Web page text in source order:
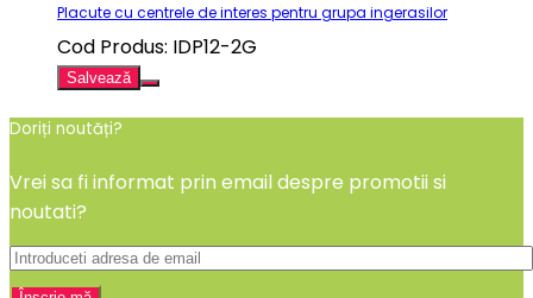
Placute cu centrele de interes pentru grupa ingerasilor
Cod Produs: IDP12-2G
Salvează
Doriți noutăți?
Vrei sa fi informat prin email despre promotii si
noutati?